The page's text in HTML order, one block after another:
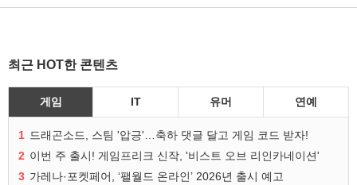
최근 HOT한 콘텐츠
게임 IT 유머 연예
1 드래곤소드, 스팀 '압긍'…축하 댓글 달고 게임 코드 받자!
2 이번 주 출시! 게임프리크 신작, '비스트 오브 리인카네이션'
3 가레나·포켓페어, ‘팰월드 온라인’ 2026년 출시 예고